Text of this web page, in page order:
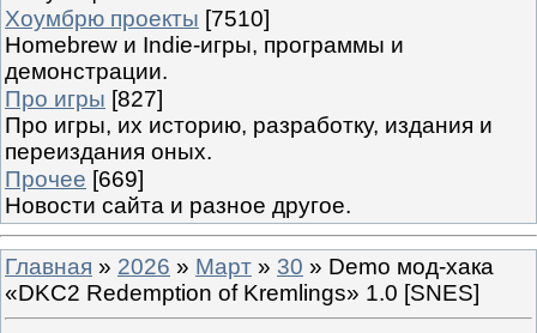
Хоумбрю проекты [7510]
Homebrew и Indie-игры, программы и
демонстрации.
Про игры [827]
Про игры, их историю, разработку, издания и
переиздания оных.
Прочее [669]
Новости сайта и разное другое.
Главная » 2026 » Март » 30 » Demo мод-хака
«DKC2 Redemption of Kremlings» 1.0 [SNES]